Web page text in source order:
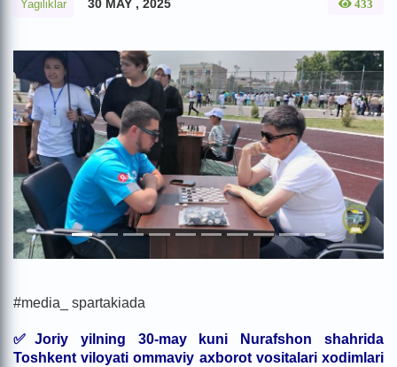
Yagiliklar 30 MAY , 2025 433
#media_ spartakiada
✅Joriy yilning 30-may kuni Nurafshon shahrida
Toshkent viloyati ommaviy axborot vositalari xodimlari